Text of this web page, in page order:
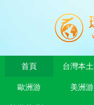
首頁 台灣本
歐洲游 美洲游